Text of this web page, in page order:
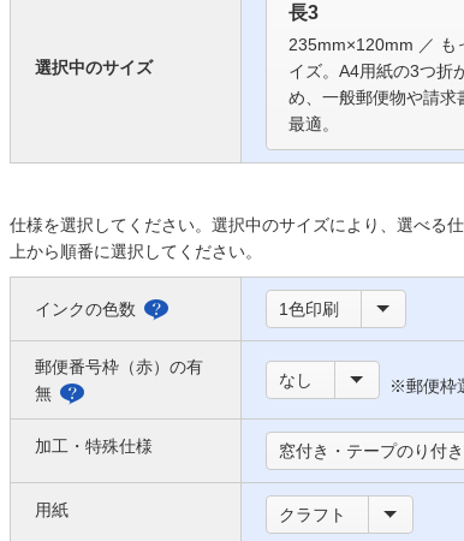
選択中のサイズ
長3
235mm×120mm ／ も
イズ。A4用紙の3つ折
め、一般郵便物や請求
最適。
仕様を選択してください。選択中のサイズにより、選べる
上から順番に選択してください。
インクの色数
べ
1色印刷
郵便番号枠（赤）の有
無
便
番
なし ※郵便枠
加工・特殊仕様 窓付き・テープのり付き
用紙 クラフト